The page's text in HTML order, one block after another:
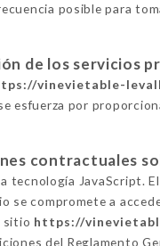
posible para
de los servicios
vinevietable-
esfuerza por
contractuales
tecnología JavaScript.
se compromete a
sitio https://
del Reglamento